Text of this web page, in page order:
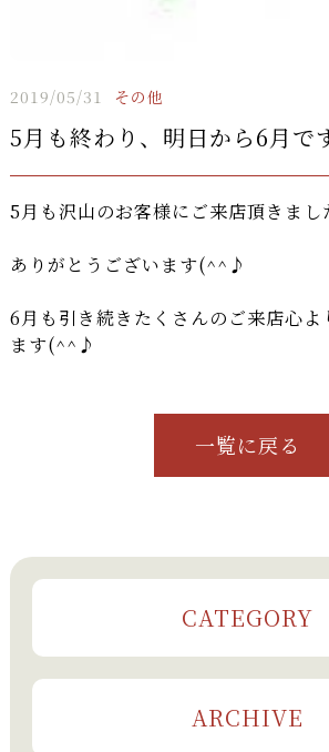
2019/05/31 その他
5月も終わり、明日から6月で
5月も沢山のお客様にご来店頂きま
ありがとうございます(^^♪
6月も引き続きたくさんのご来店心よ
ます(^^♪
一覧に戻る
CATEGORY
ARCHIVE